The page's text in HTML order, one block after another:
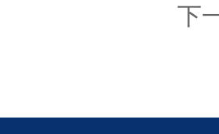
下